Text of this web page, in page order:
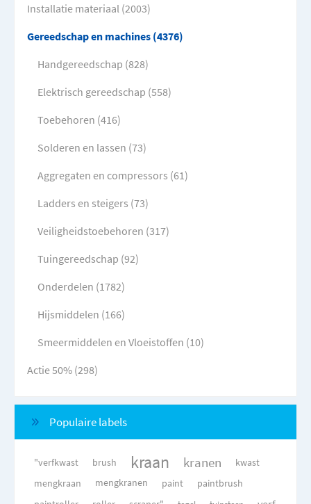
Installatie materiaal (2003)
Gereedschap en machines (4376)
Handgereedschap (828)
Elektrisch gereedschap (558)
Toebehoren (416)
Solderen en lassen (73)
Aggregaten en compressors (61)
Ladders en steigers (73)
Veiligheidstoebehoren (317)
Tuingereedschap (92)
Onderdelen (1782)
Hijsmiddelen (166)
Smeermiddelen en Vloeistoffen (10)
Actie 50% (298)
Populaire labels
"verfkwast brush kraan kranen
kwast
mengkraan
mengkranen paint
paintbrush